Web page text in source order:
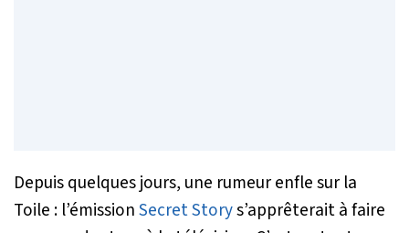
Depuis quelques jours, une rumeur enfle sur la
Toile : l’émissionSecret Storys’apprêterait à faire